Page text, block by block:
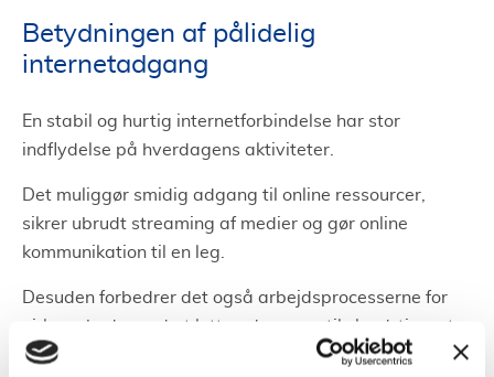
Betydningen af pålidelig
internetadgang
En stabil og hurtig internetforbindelse har stor
indflydelse på hverdagens aktiviteter.
Det muliggør smidig adgang til online ressourcer,
sikrer ubrudt streaming af medier og gør online
kommunikation til en leg.
Desuden forbedrer det også arbejdsprocesserne for
virksomheder ved at lette adgangen til cloud-tjenester
og digitaliserede arbejdsplatforme.